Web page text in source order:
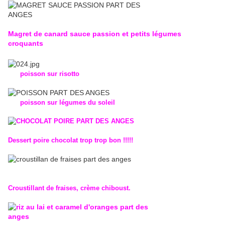
Magret de canard sauce passion et petits légumes
croquants
poisson sur risotto
poisson sur légumes du soleil
Dessert poire chocolat trop trop bon !!!!!
Croustillant de fraises, crème chiboust.